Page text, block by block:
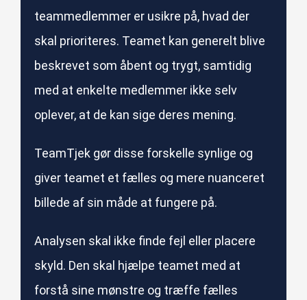
teammedlemmer er usikre på, hvad der
skal prioriteres. Teamet kan generelt blive
beskrevet som åbent og trygt, samtidig
med at enkelte medlemmer ikke selv
oplever, at de kan sige deres mening.
TeamTjek gør disse forskelle synlige og
giver teamet et fælles og mere nuanceret
billede af sin måde at fungere på.
Analysen skal ikke finde fejl eller placere
skyld. Den skal hjælpe teamet med at
forstå sine mønstre og træffe fælles